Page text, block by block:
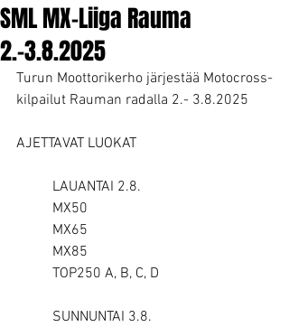
SML MX-Liiga Rauma
2.-3.8.2025
Turun Moottorikerho järjestää Motocross-
kilpailut Rauman radalla 2.- 3.8.2025
AJETTAVAT LUOKAT
LAUANTAI 2.8.
MX50
MX65
MX85
TOP250 A, B, C, D
️SUNNUNTAI 3.8.